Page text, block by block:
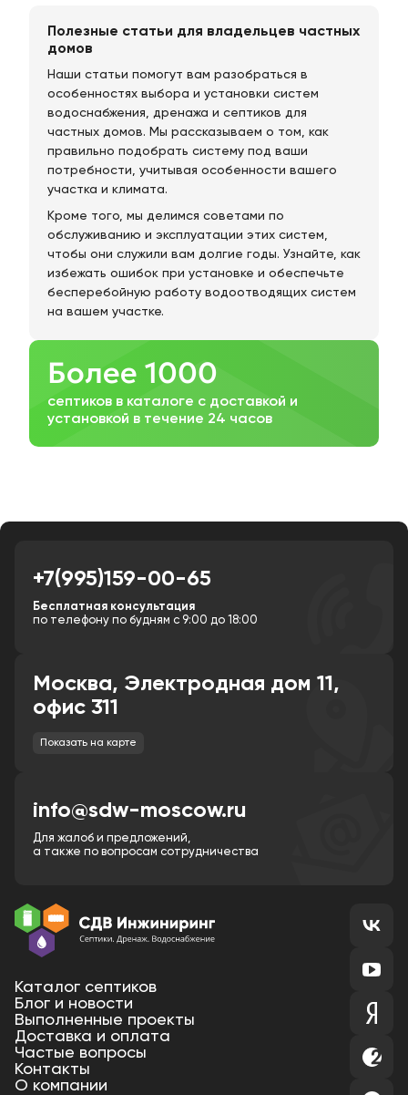
Полезные статьи для владельцев частных
домов
Наши статьи помогут вам разобраться в
особенностях выбора и установки систем
водоснабжения, дренажа и септиков для
частных домов. Мы рассказываем о том, как
правильно подобрать систему под ваши
потребности, учитывая особенности вашего
участка и климата.
Кроме того, мы делимся советами по
обслуживанию и эксплуатации этих систем,
чтобы они служили вам долгие годы. Узнайте, как
избежать ошибок при установке и обеспечьте
бесперебойную работу водоотводящих систем
на вашем участке.
Более 1000
септиков в каталоге с доставкой и
установкой в течение 24 часов
+7(995)159-00-65
Бесплатная консультация
по телефону по будням с 9:00 до 18:00
Москва, Электродная дом 11,
офис 311
Показать на карте
info@sdw-moscow.ru
Для жалоб и предложений,
а также по вопросам сотрудничества
Каталог септиков
Блог и новости
Выполненные проекты
Доставка и оплата
Частые вопросы
Контакты
О компании